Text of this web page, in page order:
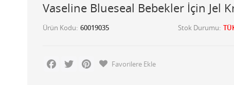
Vaseline Blueseal Bebekler İçin Jel
Ürün Kodu 60019035 Stok Durumu
Facebook
Twitter PinterestFavorilere Ekle